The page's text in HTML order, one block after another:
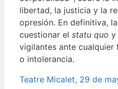
libertad, la justicia y la
opresión. En definitiva,
cuestionar el statu quo y
vigilantes ante
o intolerancia.
Teatre Micalet, 29 de